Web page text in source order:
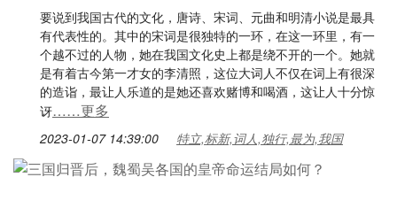
要说到我国古代的文化，唐诗、宋词、元曲和明清小说是最具
有代表性的。其中的宋词是很独特的一环，在这一环里，有一
个越不过的人物，她在我国文化史上都是绕不开的一个。她就
是有着古今第一才女的李清照，这位大词人不仅在词上有很深
的造诣，最让人乐道的是她还喜欢赌博和喝酒，这让人十分惊
讶……更多
2023-01-07 14:39:00 特立,标新,词人,独行,最为,我国